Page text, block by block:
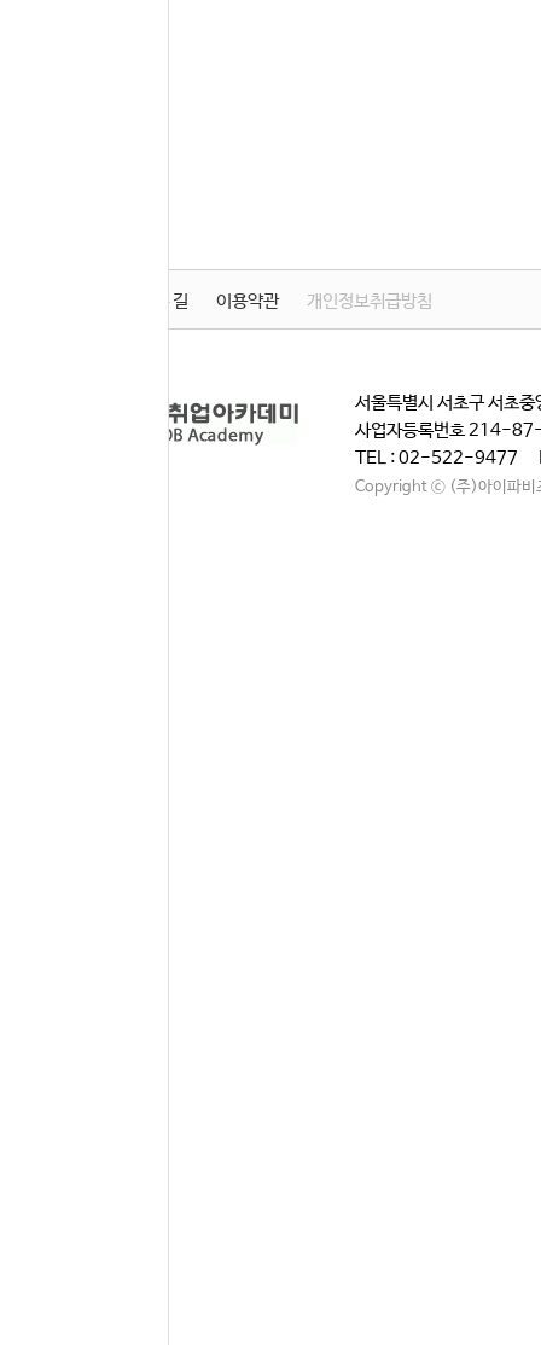
찾아오시는 길 이용약관 개인정보취급방침
서울특별시 서초구 서초
사업자등록번호 214-
TEL : 02-522-9477
Copyright ⓒ (주)아이파비